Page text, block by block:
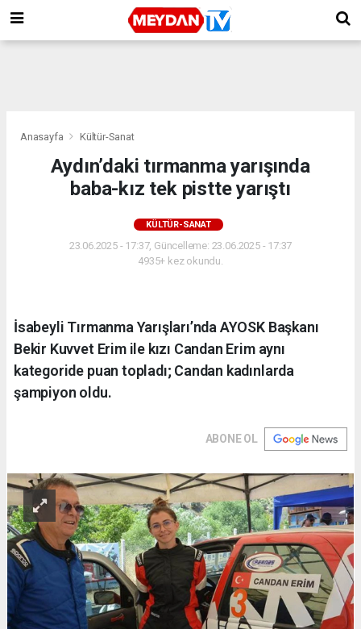
Anasayfa Kültür-Sanat
Aydın’daki tırmanma yarışında
baba-kız tek pistte yarıştı
KÜLTÜR-SANAT
23.06.2025 - 17:37, Güncelleme: 23.06.2025 - 17:37
4935+ kez okundu.
İsabeyli Tırmanma Yarışları’nda AYOSK Başkanı
Bekir Kuvvet Erim ile kızı Candan Erim aynı
kategoride puan topladı; Candan kadınlarda
şampiyon oldu.
ABONE OL